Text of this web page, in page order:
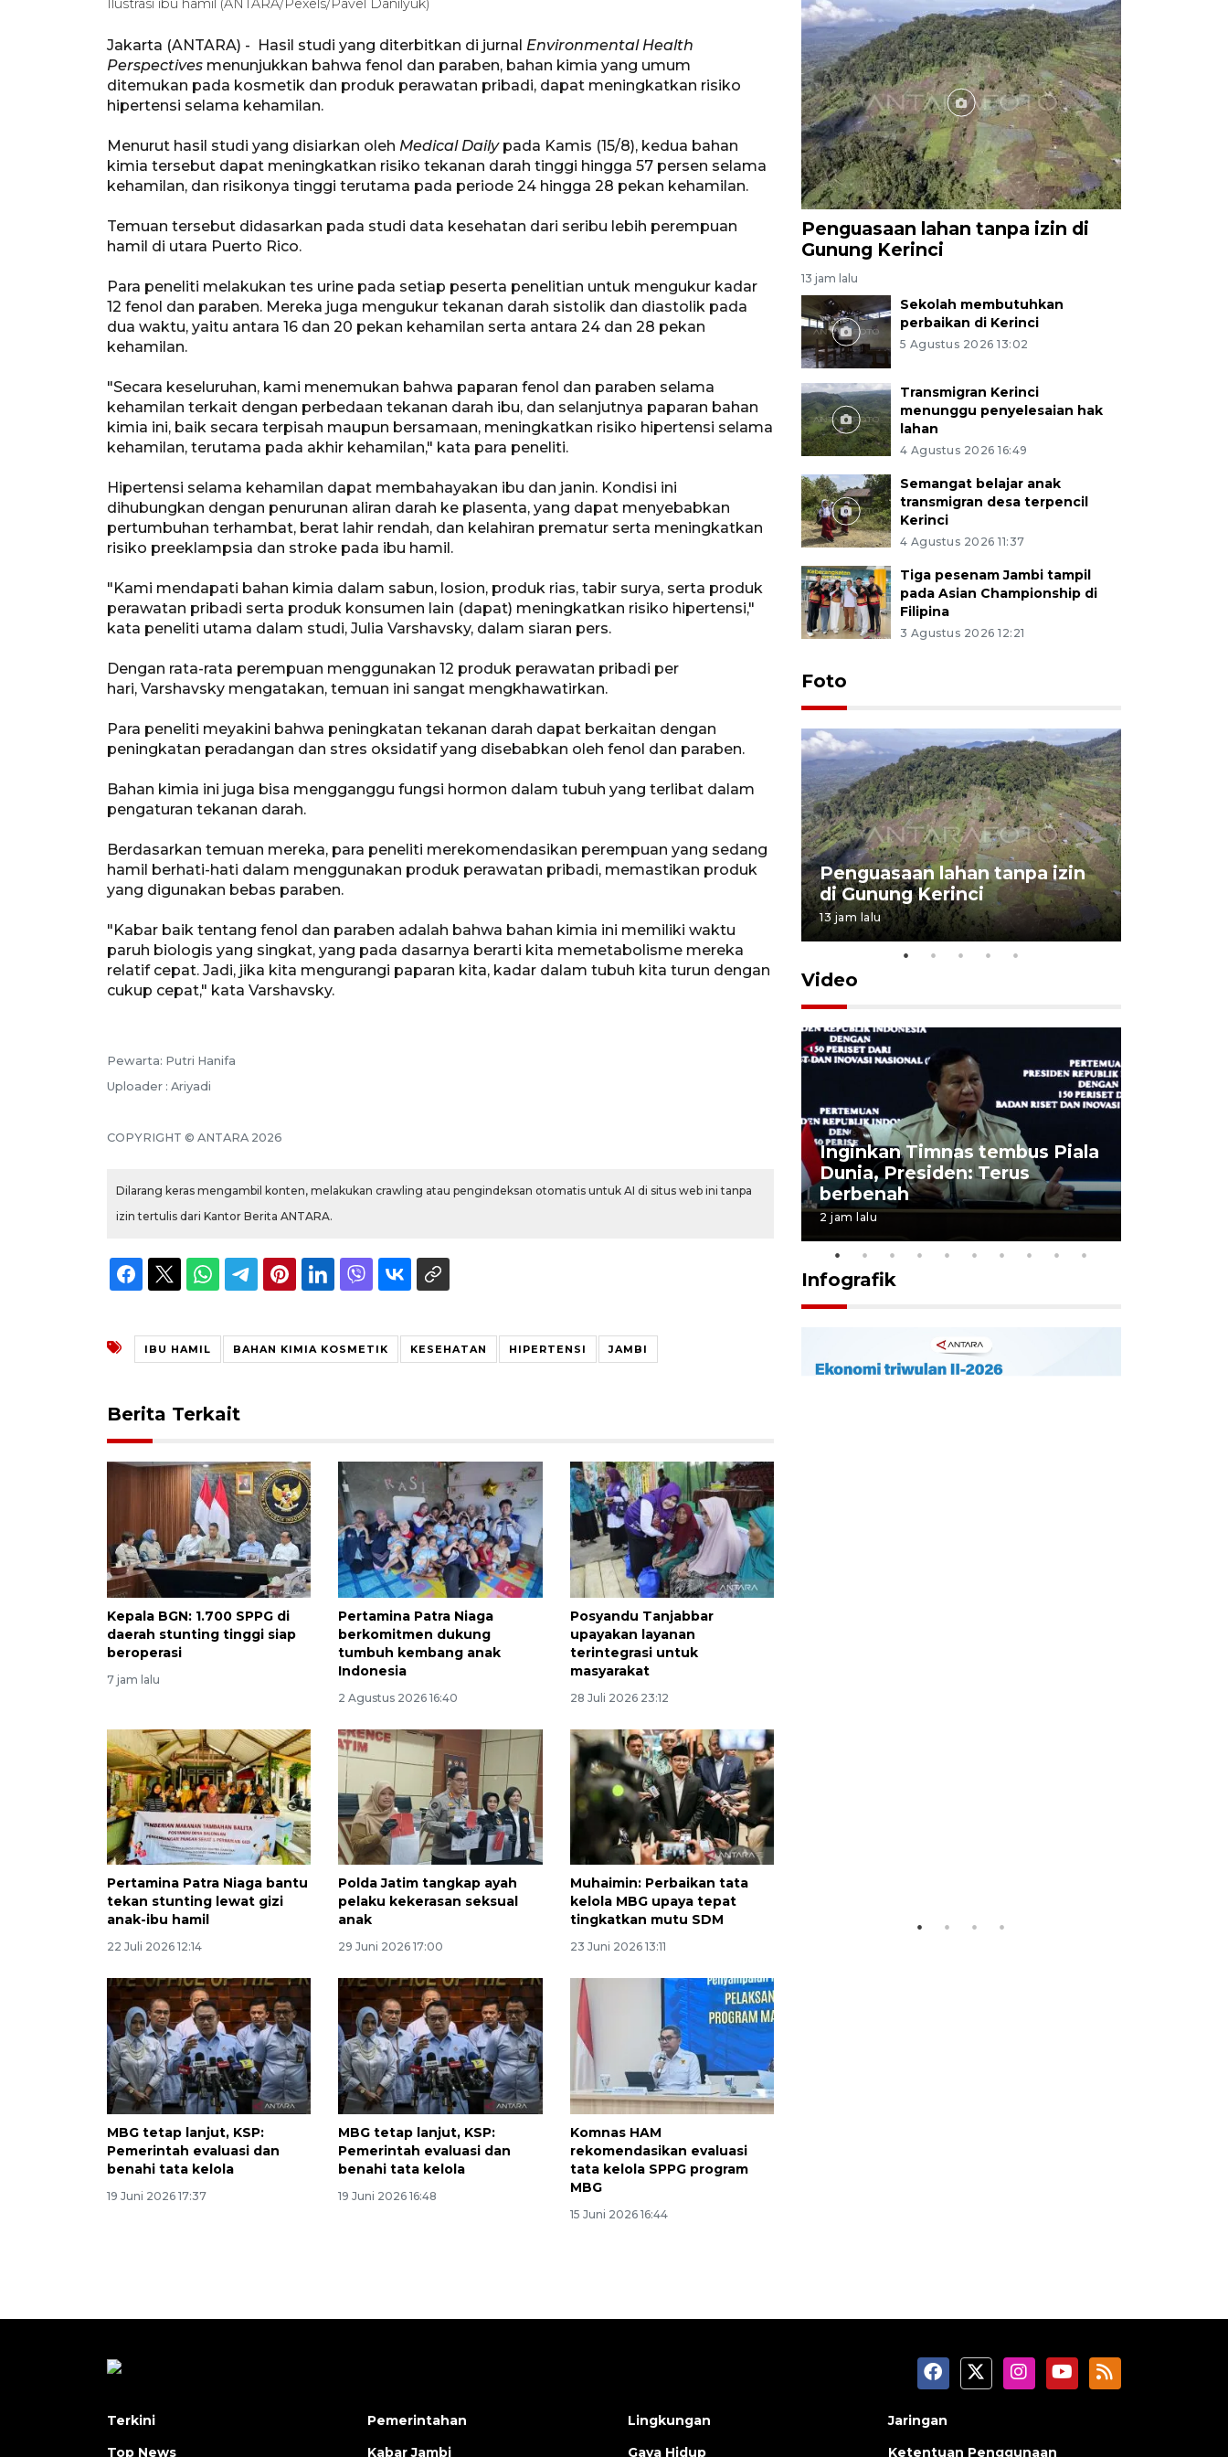
Ilustrasi ibu hamil (ANTARA/Pexels/Pavel Danilyuk)
Jakarta (ANTARA) - Hasil studi yang diterbitkan di jurnal Environmental Health
Perspectives menunjukkan bahwa fenol dan paraben, bahan kimia yang umum
ditemukan pada kosmetik dan produk perawatan pribadi, dapat meningkatkan risiko
hipertensi selama kehamilan.
Menurut hasil studi yang disiarkan oleh Medical Dailypada Kamis (15/8), kedua bahan
kimia tersebut dapat meningkatkan risiko tekanan darah tinggi hingga 57 persen selama
kehamilan, dan risikonya tinggi terutama pada periode 24 hingga 28 pekan kehamilan.
Temuan tersebut didasarkan pada studi data kesehatan dari seribu lebih perempuan
hamil di utara Puerto Rico.
Para peneliti melakukan tes urine pada setiap peserta penelitian untuk mengukur kadar
12 fenol dan paraben. Mereka juga mengukur tekanan darah sistolik dan diastolik pada
dua waktu, yaitu antara 16 dan 20 pekan kehamilan serta antara 24 dan 28 pekan
kehamilan.
"Secara keseluruhan, kami menemukan bahwa paparan fenol dan paraben selama
kehamilan terkait dengan perbedaan tekanan darah ibu, dan selanjutnya paparan bahan
kimia ini, baik secara terpisah maupun bersamaan, meningkatkan risiko hipertensi selama
kehamilan, terutama pada akhir kehamilan," kata para peneliti.
Hipertensi selama kehamilan dapat membahayakan ibu dan janin. Kondisi ini
dihubungkan dengan penurunan aliran darah ke plasenta, yang dapat menyebabkan
pertumbuhan terhambat, berat lahir rendah, dan kelahiran prematur serta meningkatkan
risiko preeklampsia dan stroke pada ibu hamil.
"Kami mendapati bahan kimia dalam sabun, losion, produk rias, tabir surya, serta produk
perawatan pribadi serta produk konsumen lain (dapat) meningkatkan risiko hipertensi,"
kata peneliti utama dalam studi, Julia Varshavsky, dalam siaran pers.
Dengan rata-rata perempuan menggunakan 12 produk perawatan pribadi per
hari, Varshavsky mengatakan, temuan ini sangat mengkhawatirkan.
Para peneliti meyakini bahwa peningkatan tekanan darah dapat berkaitan dengan
peningkatan peradangan dan stres oksidatif yang disebabkan oleh fenol dan paraben.
Bahan kimia ini juga bisa mengganggu fungsi hormon dalam tubuh yang terlibat dalam
pengaturan tekanan darah.
Berdasarkan temuan mereka, para peneliti merekomendasikan perempuan yang sedang
hamil berhati-hati dalam menggunakan produk perawatan pribadi, memastikan produk
yang digunakan bebas paraben.
"Kabar baik tentang fenol dan paraben adalah bahwa bahan kimia ini memiliki waktu
paruh biologis yang singkat, yang pada dasarnya berarti kita memetabolisme mereka
relatif cepat. Jadi, jika kita mengurangi paparan kita, kadar dalam tubuh kita turun dengan
cukup cepat," kata Varshavsky.
Pewarta: Putri Hanifa
Uploader : Ariyadi
COPYRIGHT © ANTARA 2026
Dilarang keras mengambil konten, melakukan crawling atau pengindeksan otomatis untuk AI di situs web ini tanpa
izin tertulis dari Kantor Berita ANTARA.
IBU HAMIL BAHAN KIMIA KOSMETIK KESEHATAN HIPERTENSI JAMBI
Berita Terkait
Kepala BGN: 1.700 SPPG di
daerah stunting tinggi siap
beroperasi
7 jam lalu
Pertamina Patra Niaga
berkomitmen dukung
tumbuh kembang anak
Indonesia
2 Agustus 2026 16:40
Posyandu Tanjabbar
upayakan layanan
terintegrasi untuk
masyarakat
28 Juli 2026 23:12
Pertamina Patra Niaga bantu
tekan stunting lewat gizi
anak-ibu hamil
22 Juli 2026 12:14
Polda Jatim tangkap ayah
pelaku kekerasan seksual
anak
29 Juni 2026 17:00
Muhaimin: Perbaikan tata
kelola MBG upaya tepat
tingkatkan mutu SDM
23 Juni 2026 13:11
MBG tetap lanjut, KSP:
Pemerintah evaluasi dan
benahi tata kelola
19 Juni 2026 17:37
MBG tetap lanjut, KSP:
Pemerintah evaluasi dan
benahi tata kelola
19 Juni 2026 16:48
Komnas HAM
rekomendasikan evaluasi
tata kelola SPPG program
MBG
15 Juni 2026 16:44
Penguasaan lahan tanpa izin di
Gunung Kerinci
13 jam lalu
Sekolah membutuhkan
perbaikan di Kerinci
5 Agustus 2026 13:02
Transmigran Kerinci
menunggu penyelesaian hak
lahan
4 Agustus 2026 16:49
Semangat belajar anak
transmigran desa terpencil
Kerinci
4 Agustus 2026 11:37
Tiga pesenam Jambi tampil
pada Asian Championship di
Filipina
3 Agustus 2026 12:21
Foto
Penyusutan debit air Sungai
Penguasaan lahan tanpa izin
di Gunung Kerinci
13 jam lalu
Video
di Istana
Inginkan Timnas tembus Piala
Dunia, Presiden: Terus
berbenah
2 jam lalu
Infografik
Memberantas kejahatan
jalanan Jakarta
2026-08-05 18:00:00
Terkini
Top News
Pemerintahan
Kabar Jambi
Lingkungan
Gaya Hidup
Jaringan
Ketentuan Penggunaan